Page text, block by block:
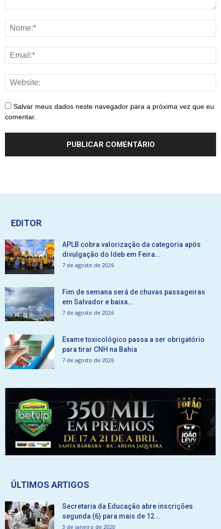
Salvar meus dados neste navegador para a próxima vez que eu
comentar.
EDITOR
APLB cobra valorização da categoria após
divulgação do Ideb em Feira...
7 de agosto de 2026
Fim de semana será de chuvas passageiras
em Salvador e baixa...
7 de agosto de 2026
Exame toxicológico passa a ser obrigatório
para tirar CNH na Bahia
7 de agosto de 2026
ÚLTIMOS ARTIGOS
Secretaria da Educação abre inscrições
segunda (6) para mais de 12...
3 de janeiro de 2020